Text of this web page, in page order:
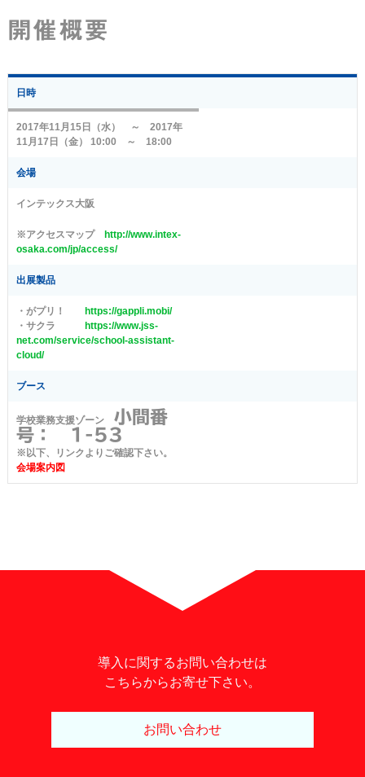
開催概要
日時
2017年11月15日（水） ～ 2017年
11月17日（金） 10:00 ～ 18:00
会場
インテックス大阪
※アクセスマップ http://www.intex-
osaka.com/jp/access/
出展製品
・がプリ！ https://gappli.mobi/
・サクラ https://www.jss-
net.com/service/school-assistant-
cloud/
ブース
学校業務支援ゾーン 小間番
号： 1-53
※以下、リンクよりご確認下さい。
会場案内図
導入に関するお問い合わせは
こちらからお寄せ下さい。
お問い合わせ